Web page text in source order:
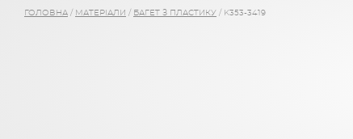
ГОЛОВНА / МАТЕРІАЛИ / БАГЕТ З ПЛАСТИКУ / K353-3419